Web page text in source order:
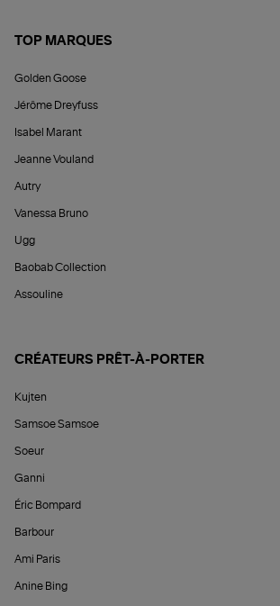
TOP MARQUES
Golden Goose
Jérôme Dreyfuss
Isabel Marant
Jeanne Vouland
Autry
Vanessa Bruno
Ugg
Baobab Collection
Assouline
CRÉATEURS PRÊT-À-PORTER
Kujten
Samsoe Samsoe
Soeur
Ganni
Éric Bompard
Barbour
Ami Paris
Anine Bing